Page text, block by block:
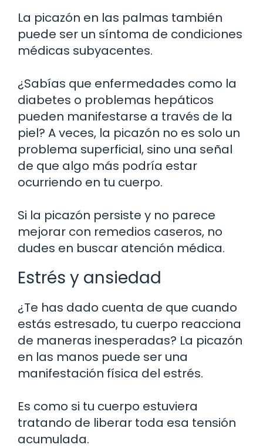
La picazón en las palmas también
puede ser un síntoma de condiciones
médicas subyacentes.
¿Sabías que enfermedades como la
diabetes o problemas hepáticos
pueden manifestarse a través de la
piel? A veces, la picazón no es solo un
problema superficial, sino una señal
de que algo más podría estar
ocurriendo en tu cuerpo.
Si la picazón persiste y no parece
mejorar con remedios caseros, no
dudes en buscar atención médica.
Estrés y ansiedad
¿Te has dado cuenta de que cuando
estás estresado, tu cuerpo reacciona
de maneras inesperadas? La picazón
en las manos puede ser una
manifestación física del estrés.
Es como si tu cuerpo estuviera
tratando de liberar toda esa tensión
acumulada.